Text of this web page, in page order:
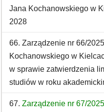
Jana Kochanowskiego w
2028
66. Zarządzenie nr 66/
Kochanowskiego w
w sprawie zatwierdzenia
studiów w roku
67. Zarządzenie nr 67/